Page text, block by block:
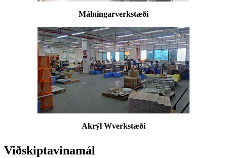
Málningarverkstæði
Akrýl Wverkstæði
Viðskiptavinamál